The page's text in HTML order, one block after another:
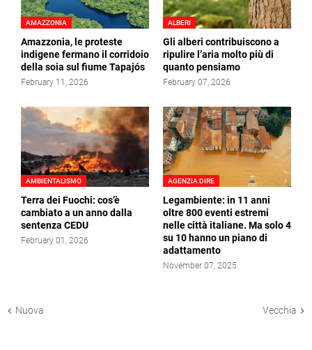
AMAZZONIA
Amazzonia, le proteste
indigene fermano il corridoio
della soia sul fiume Tapajós
February 11, 2026
ALBERI
Gli alberi contribuiscono a
ripulire l’aria molto più di
quanto pensiamo
February 07, 2026
AMBIENTALISMO
Terra dei Fuochi: cos’è
cambiato a un anno dalla
sentenza CEDU
February 01, 2026
AGENZIA DIRE
Legambiente: in 11 anni
oltre 800 eventi estremi
nelle città italiane. Ma solo 4
su 10 hanno un piano di
adattamento
November 07, 2025
Nuova Vecchia